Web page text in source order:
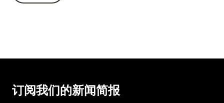
订阅我们的新闻简报